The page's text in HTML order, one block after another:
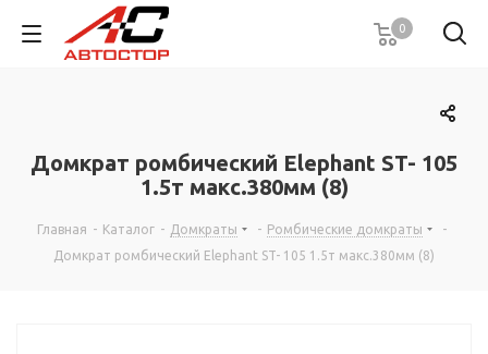
0
Домкрат ромбический Elephant ST- 105
1.5т макс.380мм (8)
Главная - Каталог - Домкраты - Ромбические домкраты
-
Домкрат ромбический Elephant ST- 105 1.5т макс.380мм (8)